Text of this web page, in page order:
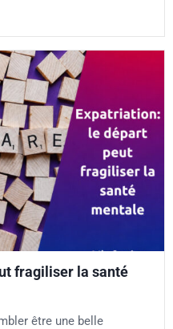
fragiliser la santé
être une belle